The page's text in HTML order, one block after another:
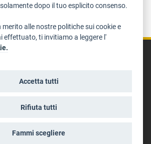
Rechtshinweise
- Entwikelt und koordiniert von der der
Promotion und Sport
dopo il tuo esplicito consenso.
merito alle nostre politiche sui cookie e
effettuato, ti invitiamo a leggere l'
Accetta tutti
Rifiuta tutti
Fammi scegliere